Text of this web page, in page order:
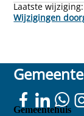
Laatste wijziging:
Wijzigingen
Gemeentehuis